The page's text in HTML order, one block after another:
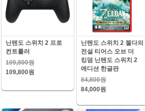
닌텐도 스위치 2 프로
컨트롤러
109,800원
109,800원
닌텐도 스위치 2 젤다의
전설 티어스 오브 더
킹덤 닌텐도 스위치 2
에디션 한글판
84,800원
84,000원